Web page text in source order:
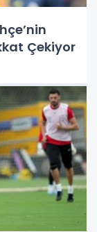
Çekiyor